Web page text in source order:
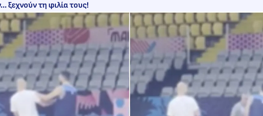
ξεχνούν τη φιλία τους!